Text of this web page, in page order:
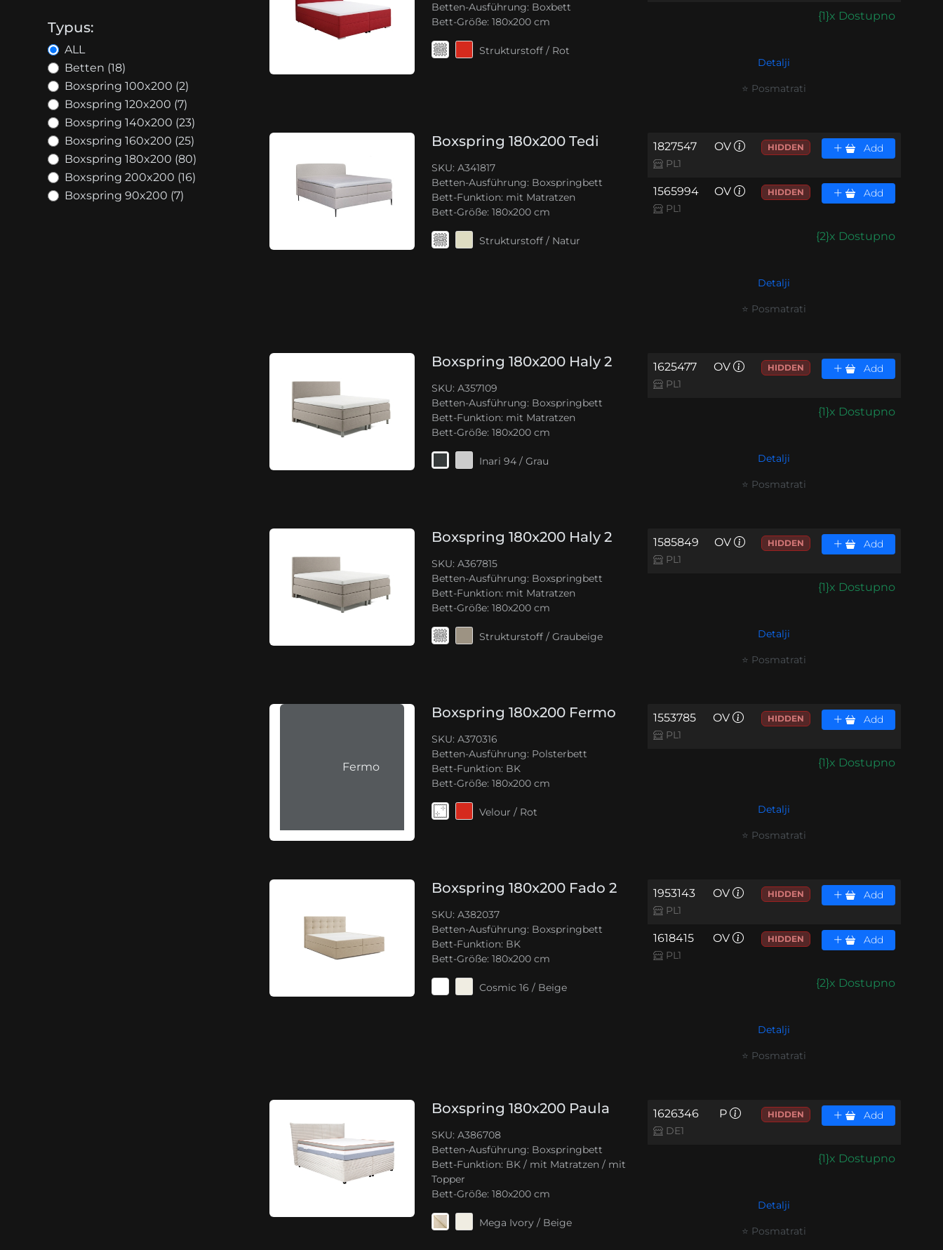
Typus:
ALL
Betten (18)
Boxspring 100x200 (2)
Boxspring 120x200 (7)
Boxspring 140x200 (23)
Boxspring 160x200 (25)
Boxspring 180x200 (80)
Boxspring 200x200 (16)
Boxspring 90x200 (7)
Betten-Ausführung: Boxbett
Bett-Größe: 180x200 cm
Strukturstoff / Rot
{1}x Dostupno
Detalji
⭐ Posmatrati
Boxspring 180x200 Tedi
SKU: A341817
Betten-Ausführung: Boxspringbett
Bett-Funktion: mit Matratzen
Bett-Größe: 180x200 cm
Strukturstoff / Natur
1827547
PL1
OV HIDDEN Add
1565994
PL1
OV HIDDEN Add
{2}x Dostupno
Detalji
⭐ Posmatrati
Boxspring 180x200 Haly 2
SKU: A357109
Betten-Ausführung: Boxspringbett
Bett-Funktion: mit Matratzen
Bett-Größe: 180x200 cm
Inari 94 / Grau
1625477
PL1
OV HIDDEN Add
{1}x Dostupno
Detalji
⭐ Posmatrati
Boxspring 180x200 Haly 2
SKU: A367815
Betten-Ausführung: Boxspringbett
Bett-Funktion: mit Matratzen
Bett-Größe: 180x200 cm
Strukturstoff / Graubeige
1585849
PL1
OV HIDDEN Add
{1}x Dostupno
Detalji
⭐ Posmatrati
Fermo
Boxspring 180x200 Fermo
SKU: A370316
Betten-Ausführung: Polsterbett
Bett-Funktion: BK
Bett-Größe: 180x200 cm
Velour / Rot
1553785
PL1
OV HIDDEN Add
{1}x Dostupno
Detalji
⭐ Posmatrati
Boxspring 180x200 Fado 2
SKU: A382037
Betten-Ausführung: Boxspringbett
Bett-Funktion: BK
Bett-Größe: 180x200 cm
Cosmic 16 / Beige
1953143
PL1
OV HIDDEN Add
1618415
PL1
OV HIDDEN Add
{2}x Dostupno
Detalji
⭐ Posmatrati
Boxspring 180x200 Paula
SKU: A386708
Betten-Ausführung: Boxspringbett
Bett-Funktion: BK / mit Matratzen / mit
Topper
Bett-Größe: 180x200 cm
Mega Ivory / Beige
1626346
DE1
P HIDDEN Add
{1}x Dostupno
Detalji
⭐ Posmatrati